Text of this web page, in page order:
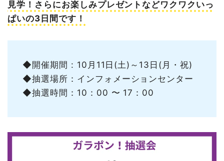
見学！さらにお楽しみプレゼントなどワクワクいっ
ぱいの3日間です！
◆開催期間 : 10月11日(土)～13日(月・祝)
◆抽選場所：インフォメーションセンター
◆抽選時間：10：00 〜 17：00